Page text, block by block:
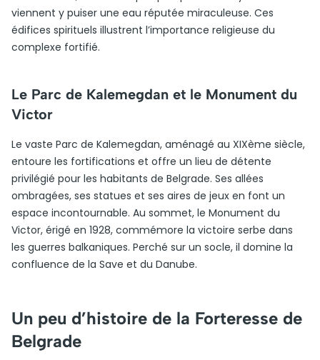
viennent y puiser une eau réputée miraculeuse. Ces
édifices spirituels illustrent l’importance religieuse du
complexe fortifié.
Le Parc de Kalemegdan et le Monument du
Victor
Le vaste Parc de Kalemegdan, aménagé au XIXème siècle,
entoure les fortifications et offre un lieu de détente
privilégié pour les habitants de Belgrade. Ses allées
ombragées, ses statues et ses aires de jeux en font un
espace incontournable. Au sommet, le Monument du
Victor, érigé en 1928, commémore la victoire serbe dans
les guerres balkaniques. Perché sur un socle, il domine la
confluence de la Save et du Danube.
Un peu d’histoire de la Forteresse de
Belgrade